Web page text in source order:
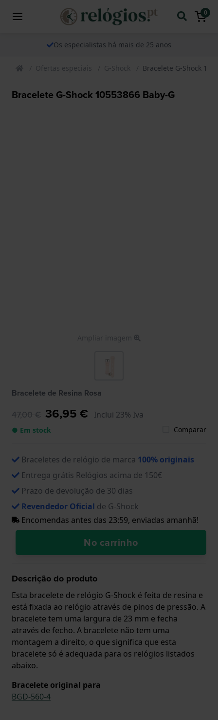
0
Os especialistas há mais de 25 anos
Ofertas especiais G-Shock Bracelete G-Shock
Bracelete G-Shock 10553866 Baby-G
Ampliar imagem
Bracelete de Resina Rosa
47,00 € 36,95 € Inclui 23% Iva
● Em stock Comparar
Braceletes de relógio de marca 100% originais
Entrega grátis Relógios acima de 150€
Prazo de devolução de 30 dias
Revendedor Oficial de G-Shock
Encomendas antes das 23:59, enviadas amanhã!
No carrinho
Descrição do produto
Esta bracelete de relógio G-Shock é feita de resina e
está fixada ao relógio através de pinos de pressão. A
bracelete tem uma largura de 23 mm e fecha
através de fecho. A bracelete não tem uma
montagem a direito, o que significa que esta
bracelete só é adequada para os relógios listados
abaixo.
Bracelete original para
BGD-560-4